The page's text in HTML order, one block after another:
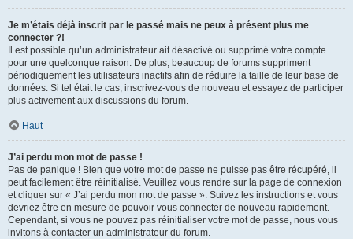
Je m’étais déjà inscrit par le passé mais ne peux à présent plus me
connecter ?!
Il est possible qu’un administrateur ait désactivé ou supprimé votre compte
pour une quelconque raison. De plus, beaucoup de forums suppriment
périodiquement les utilisateurs inactifs afin de réduire la taille de leur base de
données. Si tel était le cas, inscrivez-vous de nouveau et essayez de participer
plus activement aux discussions du forum.
Haut
J’ai perdu mon mot de passe !
Pas de panique ! Bien que votre mot de passe ne puisse pas être récupéré, il
peut facilement être réinitialisé. Veuillez vous rendre sur la page de connexion
et cliquer sur « J’ai perdu mon mot de passe ». Suivez les instructions et vous
devriez être en mesure de pouvoir vous connecter de nouveau rapidement.
Cependant, si vous ne pouvez pas réinitialiser votre mot de passe, nous vous
invitons à contacter un administrateur du forum.